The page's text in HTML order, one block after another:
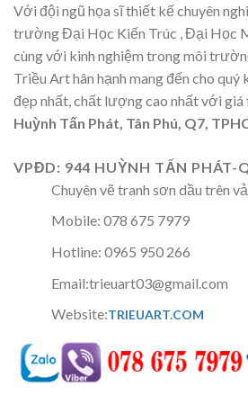
Với đội ngũ họa sĩ thiết kế chuyên
trường Đại Học Kiến Trúc , Đại Học
cùng với kinh nghiệm trong môi
Triều Art hân hạnh mang đến cho quý
đẹp nhất, chất lượng cao nhất với giá
Huỳnh Tấn Phát, Tân Phú, Q7,
VPĐD: 944 HUỲNH TẤN PHÁT-
Chuyên vẽ tranh sơn dầu trên
Mobile: 078 675 7979
Hotline: 0965 950 266
Email:trieuart03@gmail.com
Website:TRIEUART.COM